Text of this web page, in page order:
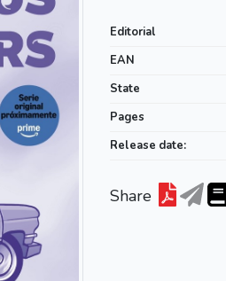
Editorial
EAN
State
Pages
Release date:
Share